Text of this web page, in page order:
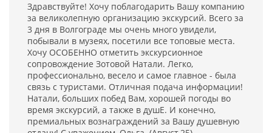
Здравствуйте! Хочу поблагодарить Вашу компанию
за великолепную организацию экскурсий. Всего за
3 дня в Волгограде мы очень много увидели,
побывали в музеях, посетили все топовые места.
Хочу ОСОБЕННО отметить экскурсионное
сопровождение Зотовой Натали. Легко,
профессионально, весело и самое главное - была
связь с туристами. Отличная подача информации!
Натали, больших побед Вам, хорошей погоды во
время экскурсий, а также в душЕ. И конечно,
премиальных вознаграждений за Вашу душевную